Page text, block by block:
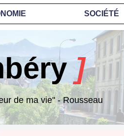
SOCIÉTÉ
]
de ma vie" - Rousseau